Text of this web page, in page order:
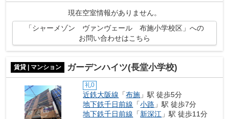
が揃っているので便利です。2駅利用可...
現在空室情報がありません。
「シャーメゾン ヴァンヴェール 布施小学校区」への
お問い合わせはこちら
賃貸 | マンション ガーデンハイツ(長堂小学校)
礼0
近鉄大阪線 「布施 」駅 徒歩5分
地下鉄千日前線 「小路 」駅 徒歩7分
地下鉄千日前線 「新深江 」駅 徒歩11分